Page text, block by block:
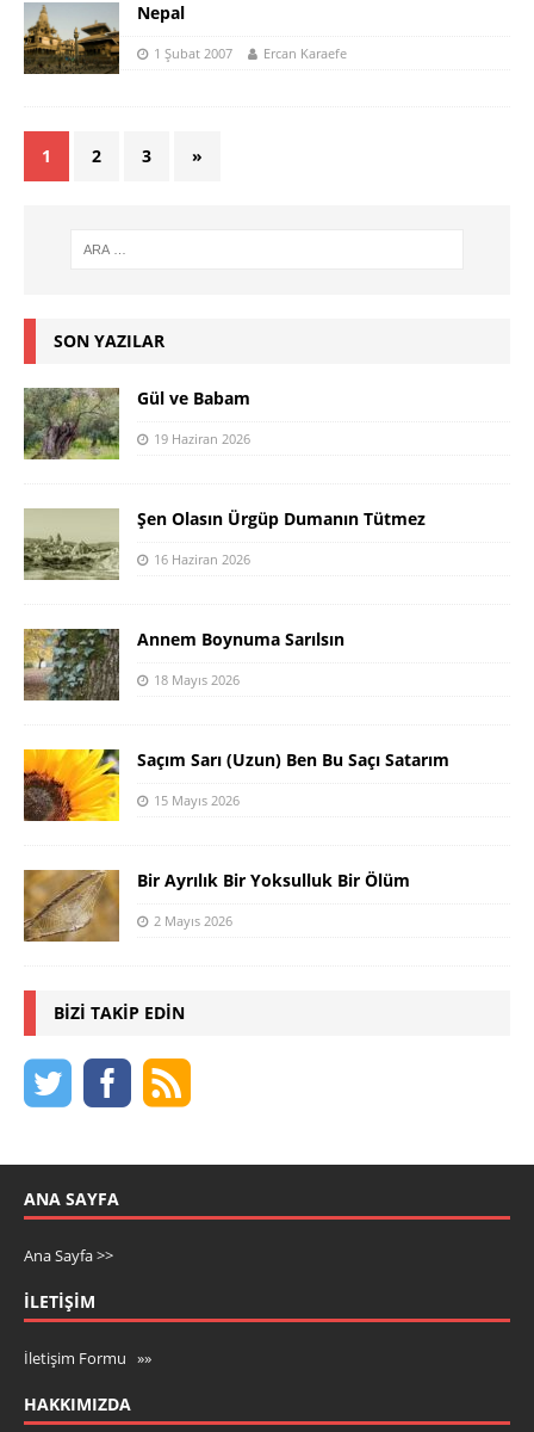
Nepal
1 Şubat 2007 Ercan Karaefe
1 2 3 »
SON YAZILAR
Gül ve Babam
19 Haziran 2026
Şen Olasın Ürgüp Dumanın Tütmez
16 Haziran 2026
Annem Boynuma Sarılsın
18 Mayıs 2026
Saçım Sarı (Uzun) Ben Bu Saçı Satarım
15 Mayıs 2026
Bir Ayrılık Bir Yoksulluk Bir Ölüm
2 Mayıs 2026
BIZI TAKIP EDIN
ANA SAYFA
Ana Sayfa >>
İLETIŞIM
İletişim Formu »»
HAKKIMIZDA